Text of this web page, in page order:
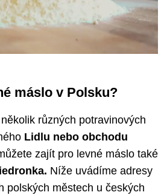
máslo v Polsku?
různých potravinových
Lidlu nebo obchodu
zajít pro levné máslo také
Níže uvádíme adresy
polských městech u českých